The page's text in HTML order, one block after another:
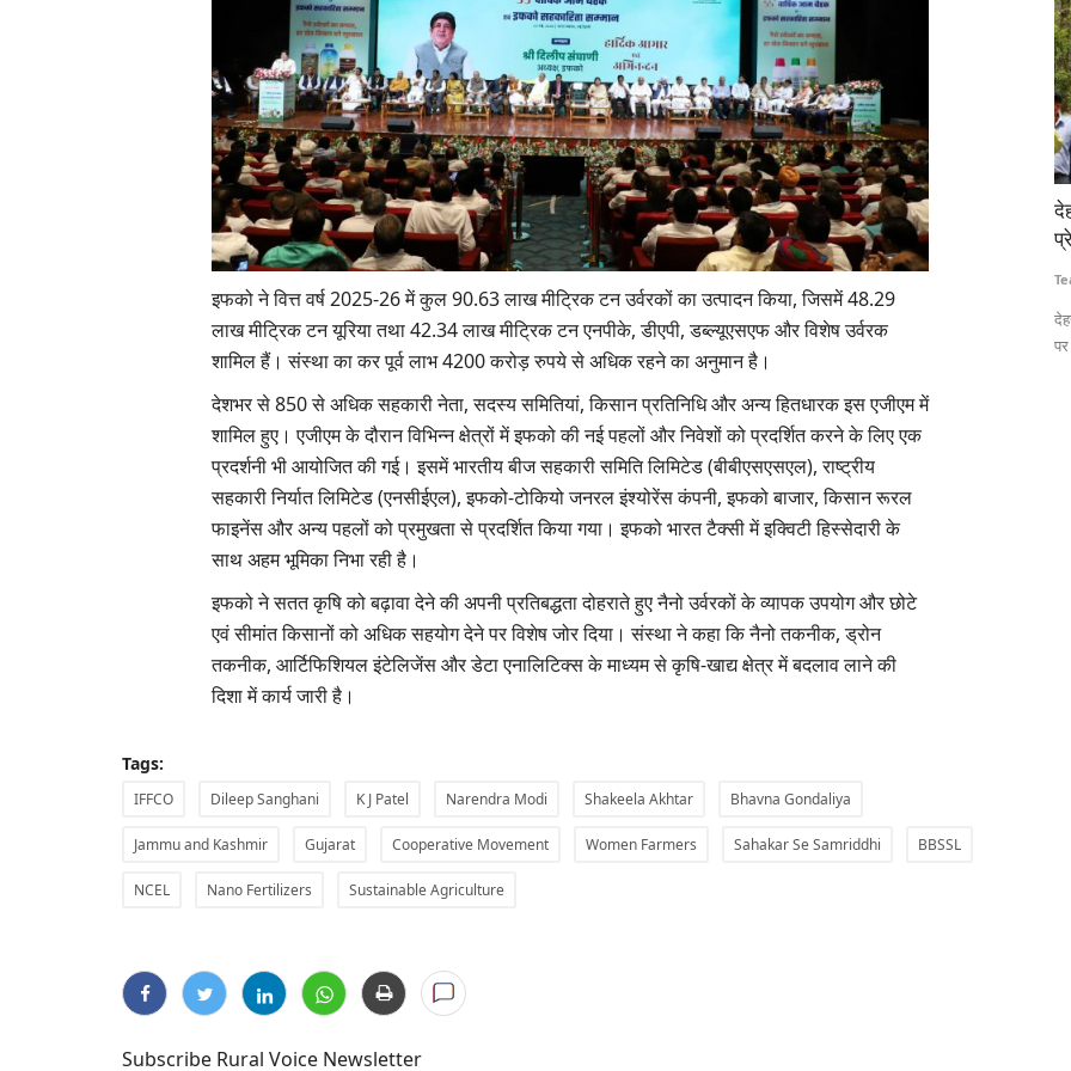
इफको ने वित्त वर्ष 2025-26 में कुल 90.63 लाख मीट्रिक टन उर्वरकों का उत्पादन किया, जिसमें 48.29
लाख मीट्रिक टन यूरिया तथा 42.34 लाख मीट्रिक टन एनपीके, डीएपी, डब्ल्यूएसएफ और विशेष उर्वरक
शामिल हैं। संस्था का कर पूर्व लाभ 4200 करोड़ रुपये से अधिक रहने का अनुमान है।
देशभर से 850 से अधिक सहकारी नेता, सदस्य समितियां, किसान प्रतिनिधि और अन्य हितधारक इस एजीएम में
शामिल हुए। एजीएम के दौरान विभिन्न क्षेत्रों में इफको की नई पहलों और निवेशों को प्रदर्शित करने के लिए एक
प्रदर्शनी भी आयोजित की गई। इसमें भारतीय बीज सहकारी समिति लिमिटेड (बीबीएसएसएल), राष्ट्रीय
सहकारी निर्यात लिमिटेड (एनसीईएल), इफको-टोकियो जनरल इंश्योरेंस कंपनी, इफको बाजार, किसान रूरल
फाइनेंस और अन्य पहलों को प्रमुखता से प्रदर्शित किया गया। इफको भारत टैक्सी में इक्विटी हिस्सेदारी के
साथ अहम भूमिका निभा रही है।
इफको ने सतत कृषि को बढ़ावा देने की अपनी प्रतिबद्धता दोहराते हुए नैनो उर्वरकों के व्यापक उपयोग और छोटे
एवं सीमांत किसानों को अधिक सहयोग देने पर विशेष जोर दिया। संस्था ने कहा कि नैनो तकनीक, ड्रोन
तकनीक, आर्टिफिशियल इंटेलिजेंस और डेटा एनालिटिक्स के माध्यम से कृषि-खाद्य क्षेत्र में बदलाव लाने की
दिशा में कार्य जारी है।
Tags:
IFFCO Dileep Sanghani K J Patel Narendra Modi Shakeela Akhtar Bhavna Gondaliya
Jammu and Kashmir Gujarat Cooperative Movement Women Farmers Sahakar Se Samriddhi BBSSL
NCEL Nano Fertilizers Sustainable Agriculture
Subscribe Rural Voice Newsletter
TRST01 ने विकसित किया ओपन एग्रीट्रेस स्टैक, कृषि
उत्पादों की फार्म-टू-कंज्यूमर डिजिटल ट्रेसबिलिटी को मिलेगा
बढ़ावा
Team RuralVoice Jul 29, 2026
सस्टेनेबल टेक्नोलॉजी कंपनी TRST01 ने ओपन एग्रीट्रेस स्टैक (OATS)
विकसित किया है।...
देहरादून–ऋषिकेश हाईवे पर पेड़ों की कटाई स्थगित, पर्यावरण
प्रेमियों के विरोध के बाद पीछे हटी सरकार
देहरादून–ऋषिकेश फोर/सिक्स लेन परियोजना के तहत प्रस्तावित पेड़ों की कटाई
पर उत्तराखंड...